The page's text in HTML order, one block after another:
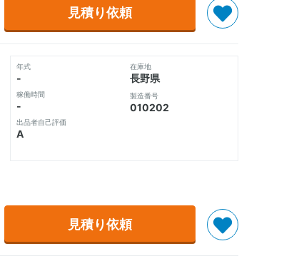
見積り依頼
年式
-
稼働時間
-
出品者自己評価
A
在庫地
長野県
製造番号
010202
見積り依頼